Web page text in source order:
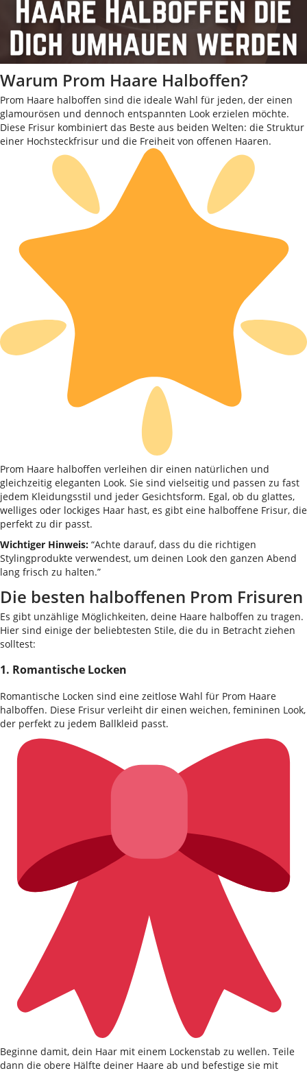
Warum Prom Haare Halboffen?
Prom Haare halboffen sind die ideale Wahl für jeden, der einen
glamourösen und dennoch entspannten Look erzielen möchte.
Diese Frisur kombiniert das Beste aus beiden Welten: die Struktur
einer Hochsteckfrisur und die Freiheit von offenen Haaren.
Prom Haare halboffen verleihen dir einen natürlichen und
gleichzeitig eleganten Look. Sie sind vielseitig und passen zu fast
jedem Kleidungsstil und jeder Gesichtsform. Egal, ob du glattes,
welliges oder lockiges Haar hast, es gibt eine halboffene Frisur, die
perfekt zu dir passt.
Wichtiger Hinweis: “Achte darauf, dass du die richtigen
Stylingprodukte verwendest, um deinen Look den ganzen Abend
lang frisch zu halten.”
Die besten halboffenen Prom Frisuren
Es gibt unzählige Möglichkeiten, deine Haare halboffen zu tragen.
Hier sind einige der beliebtesten Stile, die du in Betracht ziehen
solltest:
1. Romantische Locken
Romantische Locken sind eine zeitlose Wahl für Prom Haare
halboffen. Diese Frisur verleiht dir einen weichen, femininen Look,
der perfekt zu jedem Ballkleid passt.
Beginne damit, dein Haar mit einem Lockenstab zu wellen. Teile
dann die obere Hälfte deiner Haare ab und befestige sie mit